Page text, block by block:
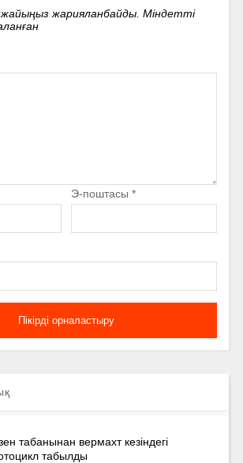
жарияланбайды. Міндетті
Э-поштасы *
табанынан вермахт кезіндегі
табылды